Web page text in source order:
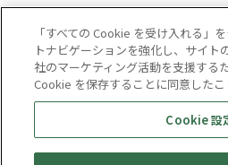
会社概要
お問い合わせ
株式会社テイ
「すべての Cookie を受け入れる」
トナビゲーションを強化し、サイト
社のマーケティング活動を支援する
Cookie を保存することに同意したこ
Cookie 設